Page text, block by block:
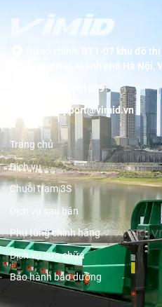
BT1-07 khu đô
Dương Nội, thành phố Hà Nội,
19001089
support@vimid.vn
Trang chủ
Dịch vụ
Chuỗi trạm 3S
Dịch vụ sau bán
Phụ tùng chính hãng
Dịch vụ sửa chữa
Bảo hành bảo dưỡng